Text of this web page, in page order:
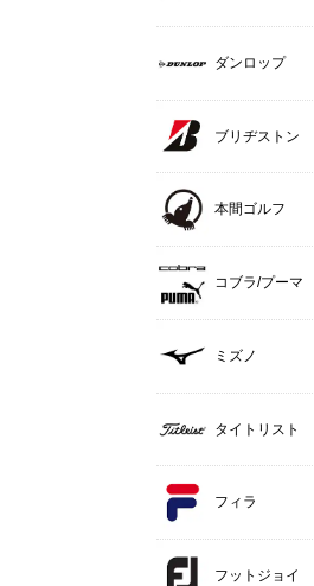
ダンロップ
ブリヂストン
本間ゴルフ
コブラ/プーマ
ミズノ
タイトリスト
フィラ
フットジョイ